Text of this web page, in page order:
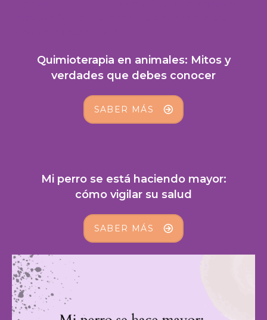
Quimioterapia en animales: Mitos y
verdades que debes conocer
SABER MÁS
Mi perro se está haciendo mayor:
cómo vigilar su salud
SABER MÁS